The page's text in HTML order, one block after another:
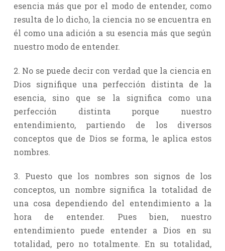
esencia más que por el modo de entender, como
resulta de lo dicho, la ciencia no se encuentra en
él como una adición a su esencia más que según
nuestro modo de entender.
2. No se puede decir con verdad que la ciencia en
Dios signifique una perfección distinta de la
esencia, sino que se la significa como una
perfección distinta porque nuestro
entendimiento, partiendo de los diversos
conceptos que de Dios se forma, le aplica estos
nombres.
3. Puesto que los nombres son signos de los
conceptos, un nombre significa la totalidad de
una cosa dependiendo del entendimiento a la
hora de entender. Pues bien, nuestro
entendimiento puede entender a Dios en su
totalidad, pero no totalmente. En su totalidad,